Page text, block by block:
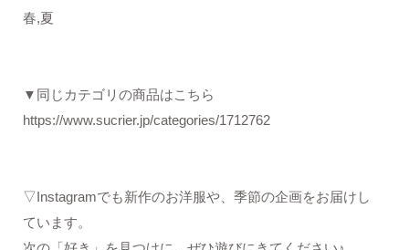
春,夏
▼同じカテゴリの商品はこちら
https://www.sucrier.jp/categories/1712762
▽Instagramでも新作のお洋服や、季節の企画をお届けし
ています。